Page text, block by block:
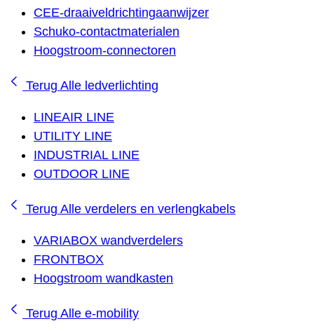
CEE-draaiveldrichtingaanwijzer
Schuko-contactmaterialen
Hoogstroom-connectoren
Terug Alle ledverlichting
LINEAIR LINE
UTILITY LINE
INDUSTRIAL LINE
OUTDOOR LINE
Terug Alle verdelers en verlengkabels
VARIABOX wandverdelers
FRONTBOX
Hoogstroom wandkasten
Terug Alle e-mobility